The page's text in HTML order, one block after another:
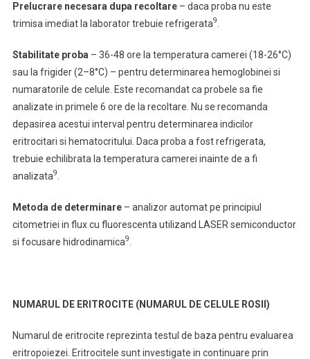
Prelucrare necesara dupa recoltare– daca proba nu este
trimisa imediat la laborator trebuie refrigerata9
Stabilitate proba – 36-48 ore la temperatura camerei (18-26°C)
sau la frigider (2–8°C) – pentru determinarea hemoglobinei si
numaratorile de celule. Este recomandat ca probele sa fie
analizate in primele 6 ore de la recoltare. Nu se recomanda
depasirea acestui interval pentru determinarea indicilor
eritrocitari si hematocritului. Daca proba a fost refrigerata,
trebuie echilibrata la temperatura camerei inainte de a fi
analizata9
Metoda de determinare– analizor automat pe principiul
citometriei in flux cu fluorescenta utilizand LASER semiconductor
si focusare hidrodinamica9
NUMARUL DE ERITROCITE (NUMARUL DE CELULE ROSII)
Numarul de eritrocite reprezinta testul de baza pentru evaluarea
eritropoiezei. Eritrocitele sunt investigate in continuare prin